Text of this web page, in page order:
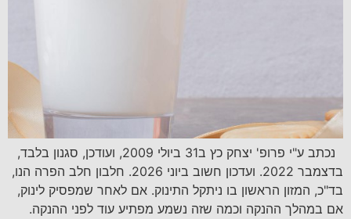
נכתב ע"י פרופ' יצחק כץ ב31 ביולי 2009, ועודכן, סגנון בלבד,
בדצמבר 2022. ועדכון חשוב ביוני 2026. חלבון חלב הפרה הנו,
בד"כ, המזון הראשון בו ניתקל התינוק. אם לאחר שמפסיק לינוק,
אם במהלך ההנקה וכמה שזה נשמע מפתיע עוד לפני ההנקה.